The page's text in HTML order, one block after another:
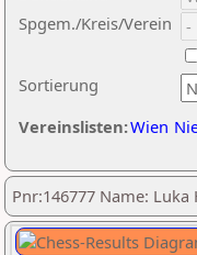
Sortierung
Spgem./Kreis/Verein
Vereinslisten:Wien
Pnr:146777 Name: